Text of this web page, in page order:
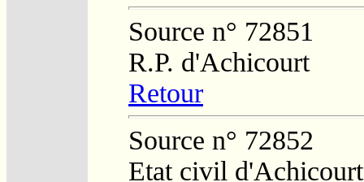
Source n° 72851
R.P. d'Achicourt
Retour
Source n° 72852
Etat civil d'Achicourt